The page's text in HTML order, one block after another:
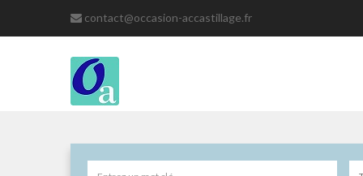
contact@occasion-accastillage.fr